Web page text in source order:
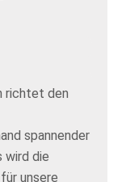
richtet den
spannender
wird die
unsere